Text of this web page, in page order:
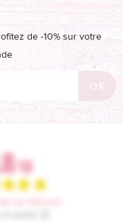
de -10% sur votre